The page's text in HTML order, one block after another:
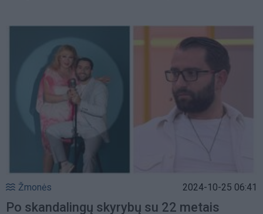
Žmonės 2024-10-25 06:41
Po skandalingų skyrybų su 22 metais